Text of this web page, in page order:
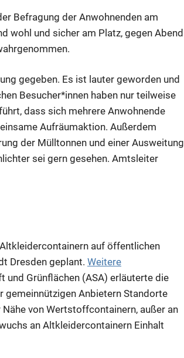
Befragung der Anwohnenden am
wohl und sicher am Platz, gegen Abend
gegeben. Es ist lauter geworden und
Besucher*innen haben nur teilweise
dass sich mehrere Anwohnende
Aufräumaktion. Außerdem
der Mülltonnen und einer Ausweitung
sei gern gesehen. Amtsleiter
auf öffentlichen
Dresden geplant. Weitere
Grünflächen (ASA) erläuterte die
gemeinnützigen Anbietern Standorte
von Wertstoffcontainern, außer an
an Altkleidercontainern Einhalt